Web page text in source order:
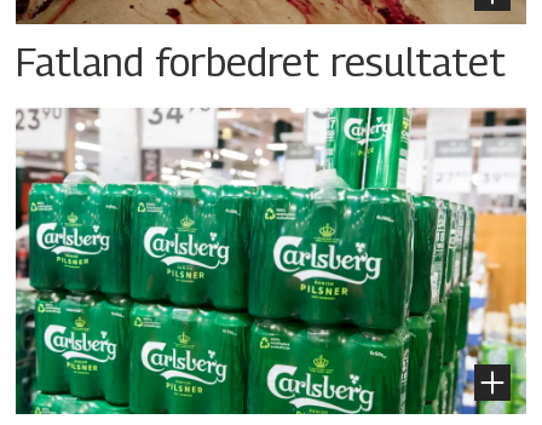
Fatland forbedret resultatet